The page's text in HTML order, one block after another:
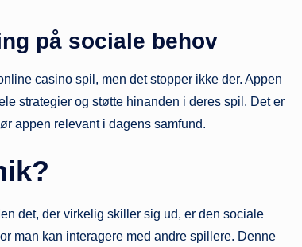
på sociale behov
casino spil, men det stopper ikke der. Appen
strategier og støtte hinanden i deres spil. Det er
appen relevant i dagens samfund.
det, der virkelig skiller sig ud, er den sociale
man kan interagere med andre spillere. Denne